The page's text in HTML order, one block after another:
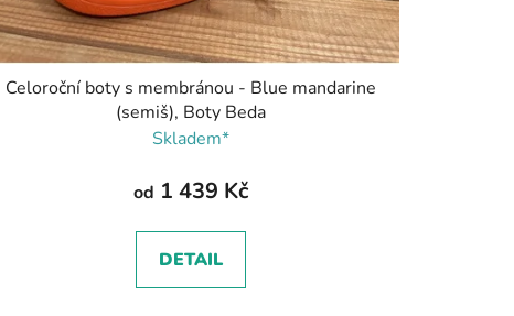
Celoroční boty s membránou - Blue mandarine
(semiš), Boty Beda
Skladem*
od 1 439 Kč
DETAIL